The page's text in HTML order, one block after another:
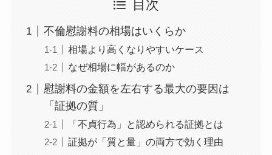
目次
不倫慰謝料の相場はいくらか
相場より高くなりやすいケース
なぜ相場に幅があるのか
慰謝料の金額を左右する最大の要因は
「証拠の質」
「不貞行為」と認められる証拠とは
証拠が「質と量」の両方で効く理由